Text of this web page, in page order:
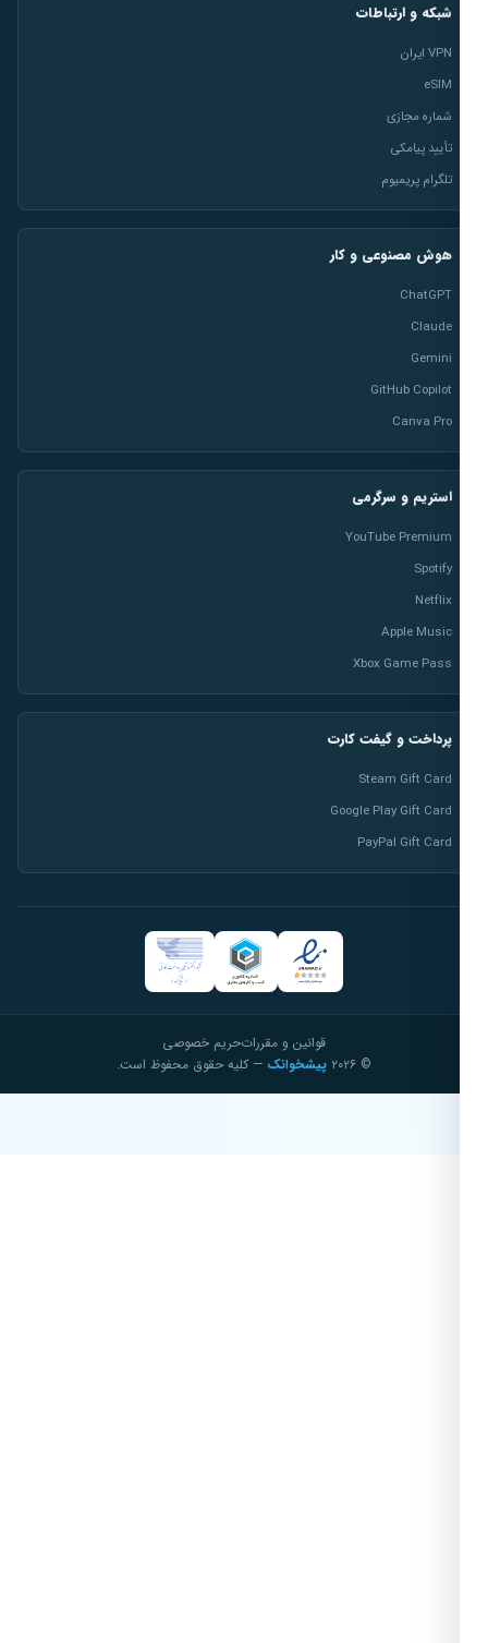
شبکه و ارتباطات
شماره مجازی
تأیید پیامکی
تلگرام پریمیوم
هوش مصنوعی و کار
ChatGPT
Claude
Gemini
GitHub Copilot
Canva Pro
استریم و سرگرمی
YouTube Premium
Spotify
Netflix
Apple Music
Xbox Game Pass
پرداخت و گیفت کارت
Steam Gift Card
Google Play Gift Card
PayPal Gift Card
قوانین و مقرراتحریم خصوصی
پیشخوانک— کلیه حقوق محفوظ است.